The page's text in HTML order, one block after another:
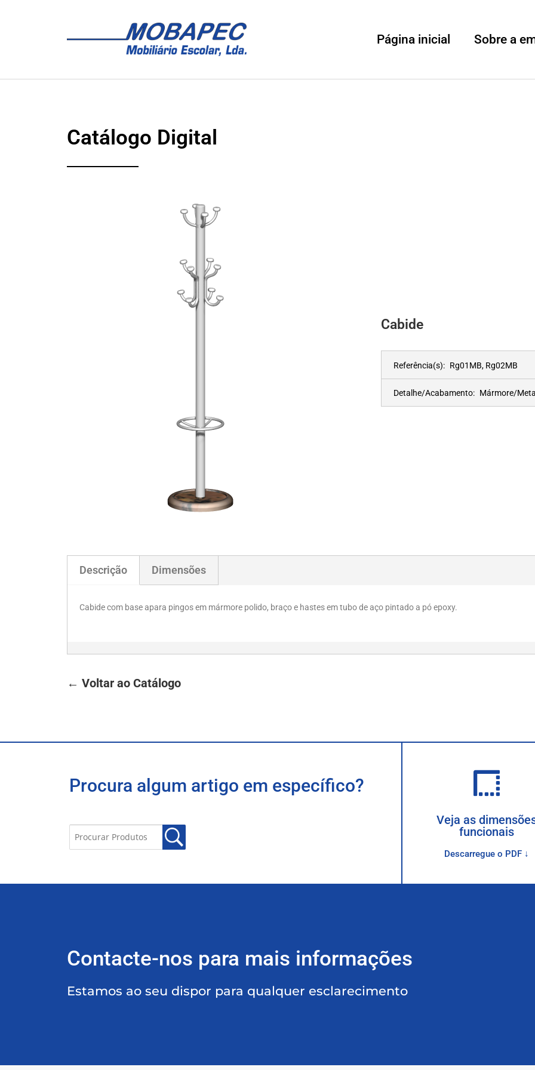
Página inicial Sobre a
Catálogo Digital
Cabide
Referência(s): Rg01MB, Rg02MB
Detalhe/Acabamento: Mármore/
Descrição Dimensões
Cabide com base apara pingos em mármore polido, braço e hastes em tubo de aço pintado a pó epoxy.
← Voltar ao Catálogo
Procura algum artigo em específico?
Veja as
funcionais
Descarregue o PDF ↓
Contacte-nos para mais informações
Estamos ao seu dispor para qualquer esclarecimento